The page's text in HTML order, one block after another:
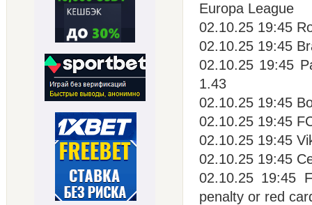
Europa League
02.10.25 19:45
02.10.25 19:45
02.10.25 19:45
1.43
02.10.25 19:45
02.10.25 19:45
02.10.25 19:45
02.10.25 19:45
02.10.25 19:45
penalty or red